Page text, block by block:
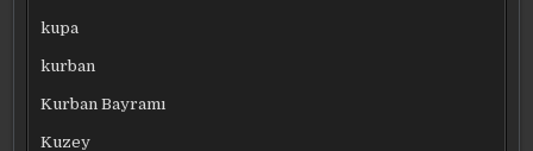
kupa
kurban
Kurban Bayramı
Kuzey